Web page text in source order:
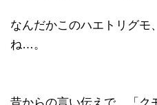
なんだかこのハエトリグモ
ね…。